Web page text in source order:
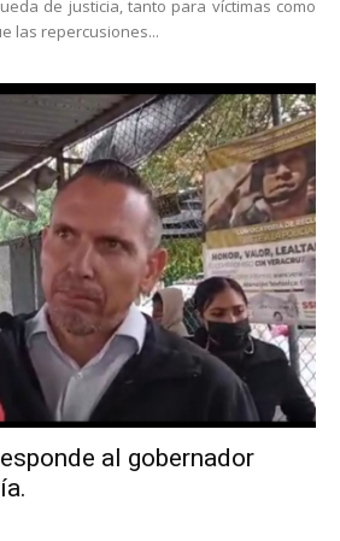
de justicia, tanto para víctimas como
las repercusiones...
al gobernador